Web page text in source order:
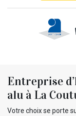
Entreprise
alu à La
Votre choix se porte